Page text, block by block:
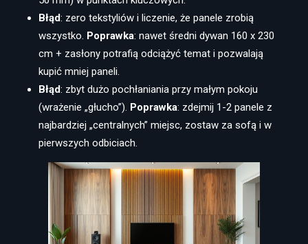
Błąd: zero tekstyliów i liczenie, że panele zrobią
wszystko. Poprawka: nawet średni dywan 160 x 230
cm + zasłony potrafią odciążyć temat i pozwalają
kupić mniej paneli.
Błąd: zbyt dużo pochłaniania przy małym pokoju
(wrażenie „głucho”). Poprawka: zdejmij 1-2 panele z
najbardziej „centralnych” miejsc, zostaw za sofą i w
pierwszych odbiciach.